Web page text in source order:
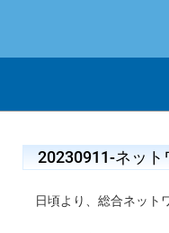
20230911-ネッ
日頃より、総合ネット